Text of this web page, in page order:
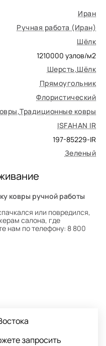
Иран
Ручная работа (Иран)
Шёлк
1210000 узлов/м2
Шерсть,Шёлк
Прямоугольник
Флористический
,Традиционные ковры
ISFAHAN IR
197-85229-IR
Зеленый
ковры ручной работы
или повредился,
салона, где
нам по телефону: 8 800
ковёр, договоритесь о
его в салон.
запросить